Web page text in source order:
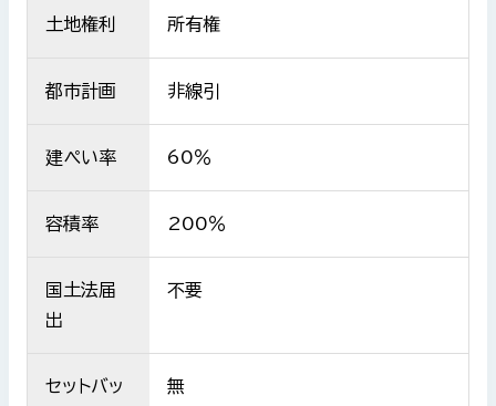
土地権利 所有権
都市計画 非線引
建ぺい率 60％
容積率 200％
国土法届
出
不要
セットバッ
無